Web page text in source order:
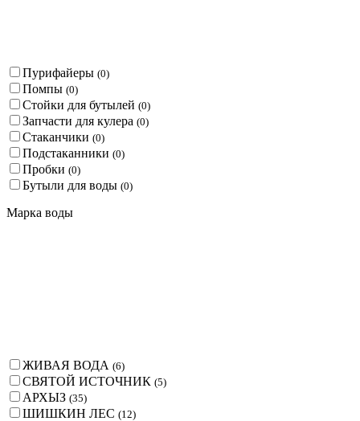
Пурифайеры (0)
Помпы (0)
Стойки для бутылей (0)
Запчасти для кулера (0)
Стаканчики (0)
Подстаканники (0)
Пробки (0)
Бутыли для воды (0)
Марка воды
ЖИВАЯ ВОДА (6)
СВЯТОЙ ИСТОЧНИК (5)
АРХЫЗ (35)
ШИШКИН ЛЕС (12)